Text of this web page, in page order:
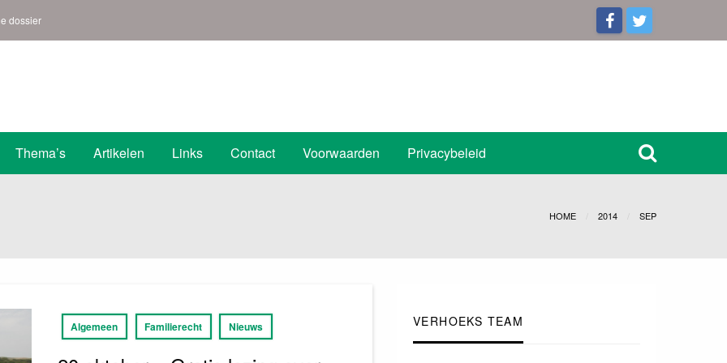
dossier
| Den Helder
Thema’s Artikelen Links Contact Voorwaarden Privacybeleid
HOME 2014 SEP
Algemeen Familierecht Nieuws VERHOEKS TEAM